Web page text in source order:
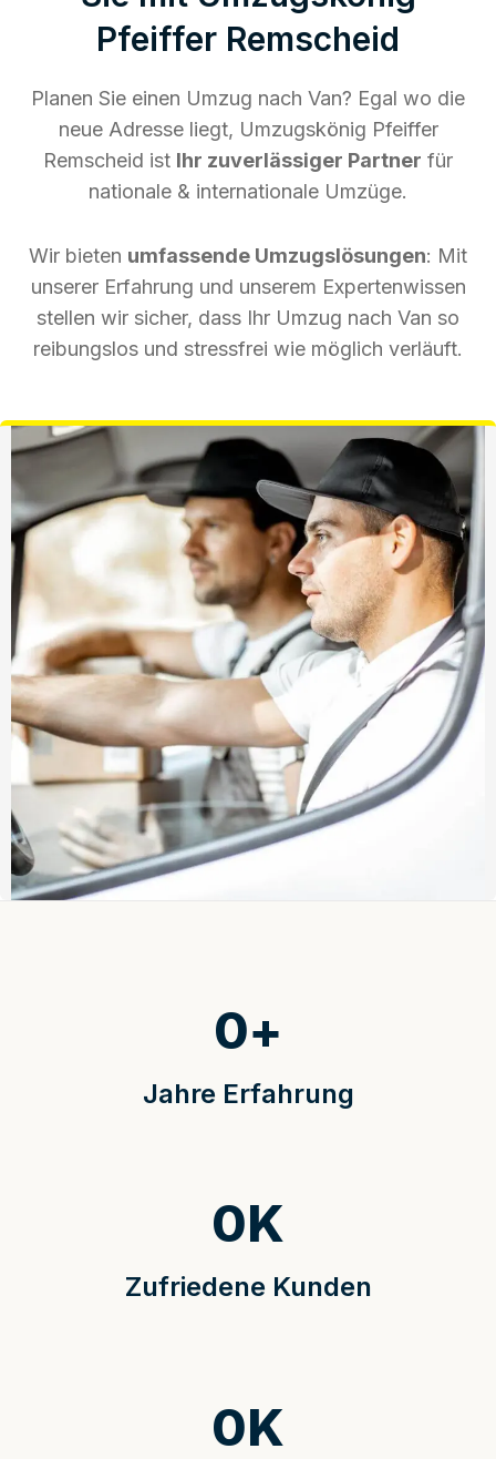
Pfeiffer Remscheid
Planen Sie einen Umzug nach Van? Egal wo die
neue Adresse liegt, Umzugskönig Pfeiffer
Remscheid ist Ihr zuverlässiger Partner für
nationale & internationale Umzüge.
Wir bieten umfassende Umzugslösungen: Mit
unserer Erfahrung und unserem Expertenwissen
stellen wir sicher, dass Ihr Umzug nach Van so
reibungslos und stressfrei wie möglich verläuft.
Jahre Erfahrung
0+
Zufriedene Kunden
0K
0K